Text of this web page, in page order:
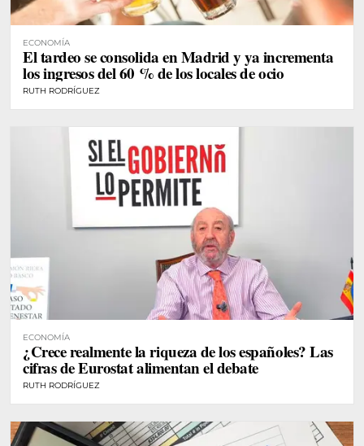
ECONOMÍA
El tardeo se consolida en Madrid y ya incrementa
los ingresos del 60 % de los locales de ocio
RUTH RODRÍGUEZ
ECONOMÍA
¿Crece realmente la riqueza de los españoles? Las
cifras de Eurostat alimentan el debate
RUTH RODRÍGUEZ